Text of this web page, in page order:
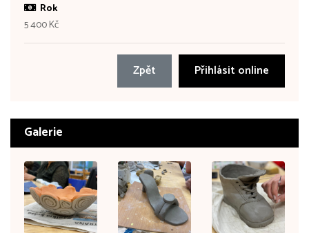
Rok
5 400 Kč
Přihlásit online
Zpět
Galerie